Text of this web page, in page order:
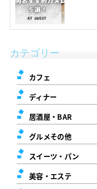
カテゴリー
カフェ
ディナー
居酒屋・BAR
グルメその他
スイーツ・パン
美容・エステ